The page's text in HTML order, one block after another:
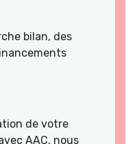
bilan, des
de votre
AAC, nous